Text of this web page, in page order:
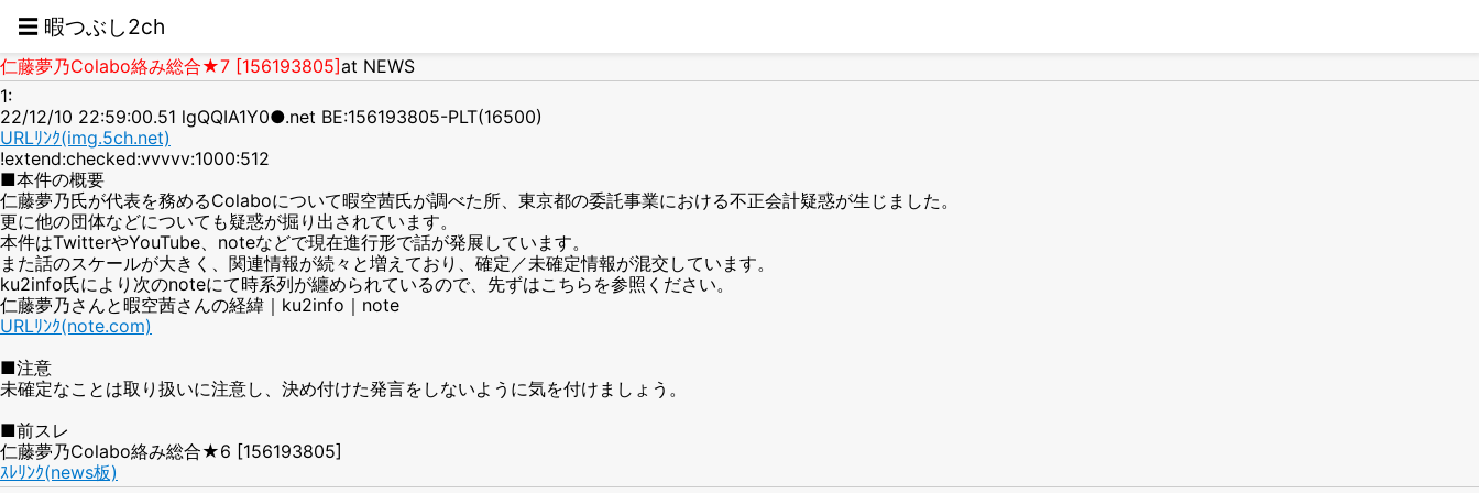
☰ 暇つぶし2ch
仁藤夢乃Colabo絡み総合★7 [156193805]at NEWS
1:
22/12/10 22:59:00.51 lgQQIA1Y0●.net BE:156193805-PLT(16500)
URLﾘﾝｸ(img.5ch.net)
!extend:checked:vvvvv:1000:512
■本件の概要
仁藤夢乃氏が代表を務めるColaboについて暇空茜氏が調べた所、東京都の委託事業における不正会計疑惑が生じました。
更に他の団体などについても疑惑が掘り出されています。
本件はTwitterやYouTube、noteなどで現在進行形で話が発展しています。
また話のスケールが大きく、関連情報が続々と増えており、確定／未確定情報が混交しています。
ku2info氏により次のnoteにて時系列が纏められているので、先ずはこちらを参照ください。
仁藤夢乃さんと暇空茜さんの経緯｜ku2info｜note
URLﾘﾝｸ(note.com)
■注意
未確定なことは取り扱いに注意し、決め付けた発言をしないように気を付けましょう。
■前スレ
仁藤夢乃Colabo絡み総合★6 [156193805]
ｽﾚﾘﾝｸ(news板)